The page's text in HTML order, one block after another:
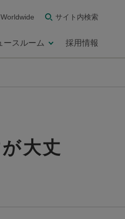
サイト内検索
ースルーム 採用情報
大丈